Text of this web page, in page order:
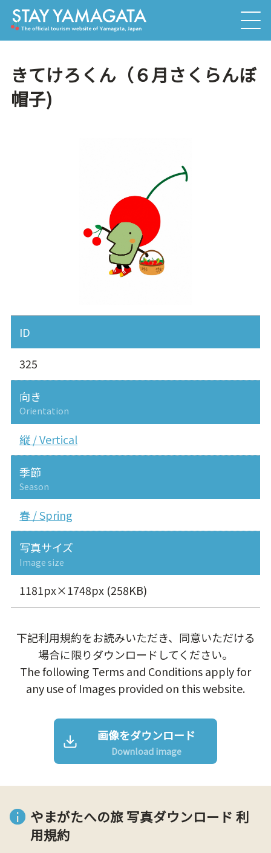
きてけろくん（６月さくらんぼ
帽子)
ID
325
向き
Orientation
縦 / Vertical
季節
Season
春 / Spring
写真サイズ
Image size
1181px×1748px (258KB)
下記利用規約をお読みいただき、同意いただける
場合に限りダウンロードしてください。
The following Terms and Conditions apply for
any use of Images provided on this website.
画像をダウンロード
Download image
やまがたへの旅 写真ダウンロード 利
用規約